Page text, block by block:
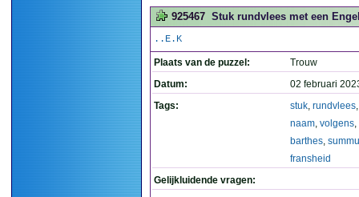
925467 Stuk rundvlees met een
..E.K
Plaats van de puzzel:
Trouw
Datum:
02 februari
Tags:
stuk, rundvlees
naam, volgens,
barthes,
fransheid
Gelijkluidende vragen: